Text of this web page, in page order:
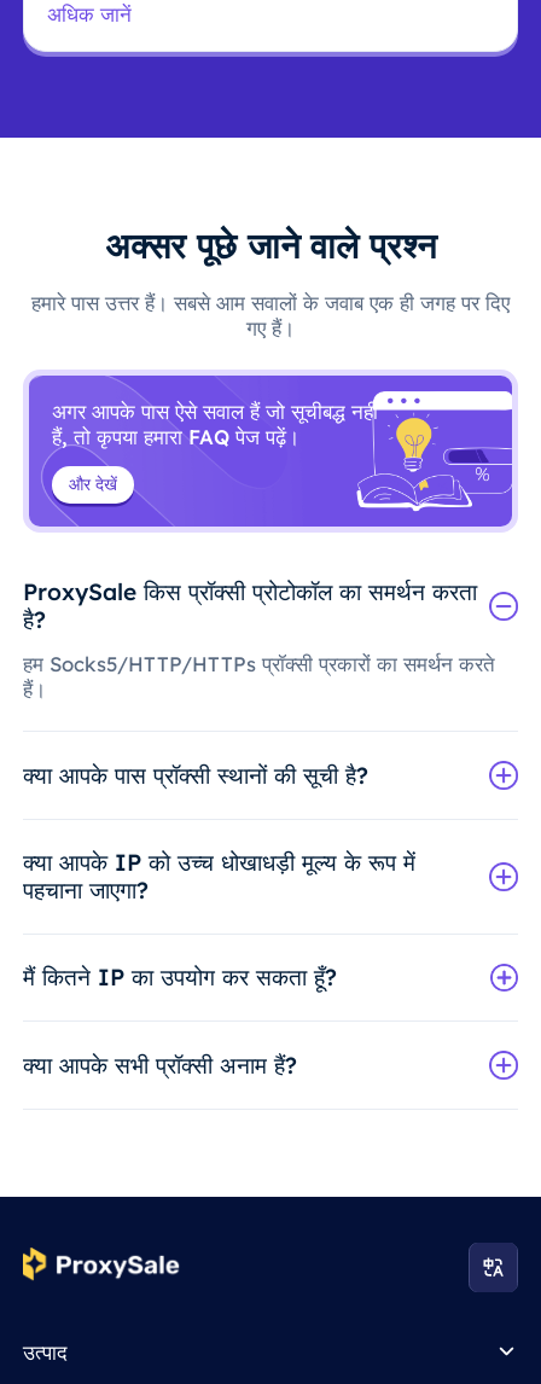
अधिक जानें
अक्सर पूछे जाने वाले प्रश्न
हमारे पास उत्तर हैं। सबसे आम सवालों के जवाब एक ही जगह पर दिए
गए हैं।
अगर आपके पास ऐसे सवाल हैं जो सूचीबद्ध नहीं
हैं, तो कृपया हमारा FAQ पेज पढ़ें।
और देखें
ProxySale किस प्रॉक्सी प्रोटोकॉल का समर्थन करता
है?
हम Socks5/HTTP/HTTPs प्रॉक्सी प्रकारों का समर्थन करते
हैं।
क्या आपके पास प्रॉक्सी स्थानों की सूची है?
क्या आपके IP को उच्च धोखाधड़ी मूल्य के रूप में
पहचाना जाएगा?
मैं कितने IP का उपयोग कर सकता हूँ?
क्या आपके सभी प्रॉक्सी अनाम हैं?
उत्पाद